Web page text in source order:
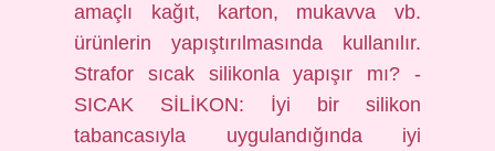
amaçlı kağıt, karton, mukavva vb.
ürünlerin yapıştırılmasında kullanılır.
Strafor sıcak silikonla yapışır mı? -
SICAK SİLİKON: İyi bir silikon
tabancasıyla uygulandığında iyi